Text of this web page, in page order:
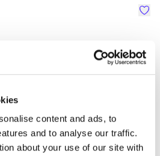
content and ads, to
and to analyse our traffic.
about your use of our site with